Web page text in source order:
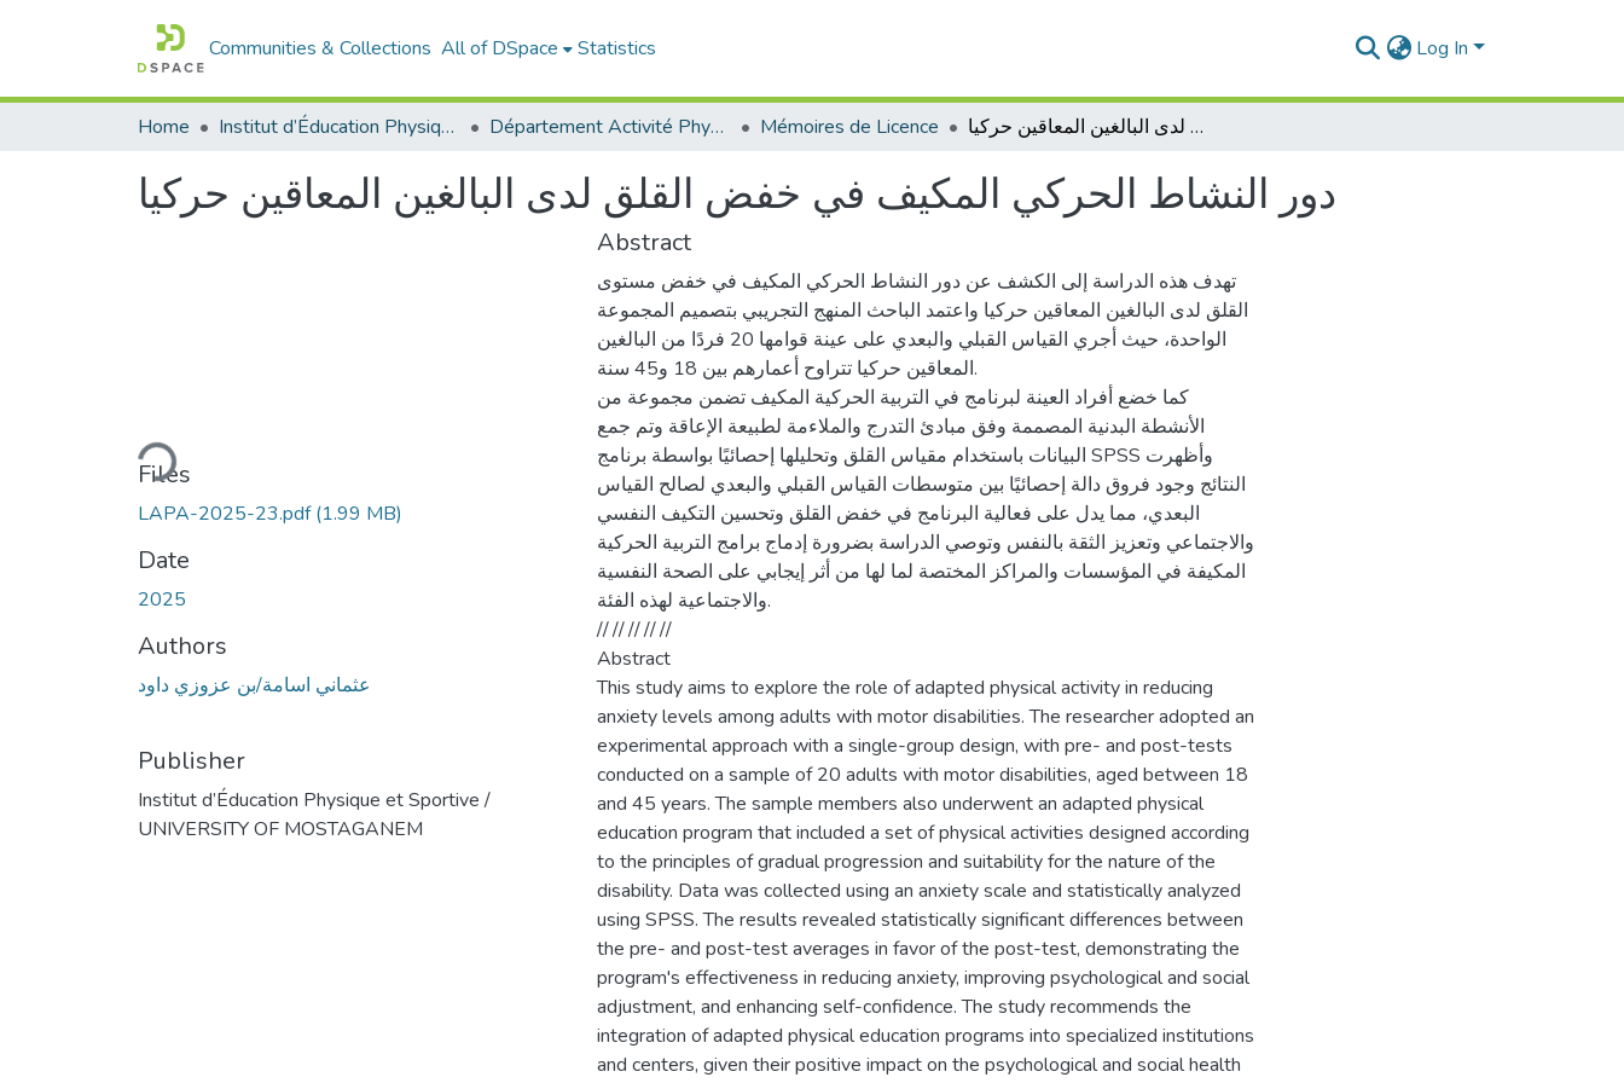
Communities & Collections All of DSpace Statistics Log In
Home Institut d’Éducation Physique et Sportive Département Activité Physique Adaptée (APA) Mémoires de Licence دور النشاط الحركي المكيف في خفض القلق لدى البالغين المعاقين حركيا
دور النشاط الحركي المكيف في خفض القلق لدى البالغين المعاقين حركيا
Loading...
Files
LAPA-2025-23.pdf(1.99 MB)
Date
2025
Authors
عثماني اسامة/بن عزوزي داود
Publisher
Institut d’Éducation Physique et Sportive /
UNIVERSITY OF MOSTAGANEM
Abstract
تهدف هذه الدراسة إلى الكشف عن دور النشاط الحركي المكيف في خفض مستوى
القلق لدى البالغين المعاقين حركيا واعتمد الباحث المنهج التجريبي بتصميم المجموعة
الواحدة، حيث أجري القياس القبلي والبعدي على عينة قوامها 20 فردًا من البالغين
المعاقين حركيا تتراوح أعمارهم بين 18 و45 سنة.
كما خضع أفراد العينة لبرنامج في التربية الحركية المكيف تضمن مجموعة من
الأنشطة البدنية المصممة وفق مبادئ التدرج والملاءمة لطبيعة الإعاقة وتم جمع
البيانات باستخدام مقياس القلق وتحليلها إحصائيًا بواسطة برنامج SPSS وأظهرت
النتائج وجود فروق دالة إحصائيًا بين متوسطات القياس القبلي والبعدي لصالح القياس
البعدي، مما يدل على فعالية البرنامج في خفض القلق وتحسين التكيف النفسي
والاجتماعي وتعزيز الثقة بالنفس وتوصي الدراسة بضرورة إدماج برامج التربية الحركية
المكيفة في المؤسسات والمراكز المختصة لما لها من أثر إيجابي على الصحة النفسية
والاجتماعية لهذه الفئة.
// // // // //
Abstract
This study aims to explore the role of adapted physical activity in reducing
anxiety levels among adults with motor disabilities. The researcher adopted an
experimental approach with a single-group design, with pre- and post-tests
conducted on a sample of 20 adults with motor disabilities, aged between 18
and 45 years. The sample members also underwent an adapted physical
education program that included a set of physical activities designed according
to the principles of gradual progression and suitability for the nature of the
disability. Data was collected using an anxiety scale and statistically analyzed
using SPSS. The results revealed statistically significant differences between
the pre- and post-test averages in favor of the post-test, demonstrating the
program's effectiveness in reducing anxiety, improving psychological and social
adjustment, and enhancing self-confidence. The study recommends the
integration of adapted physical education programs into specialized institutions
and centers, given their positive impact on the psychological and social health